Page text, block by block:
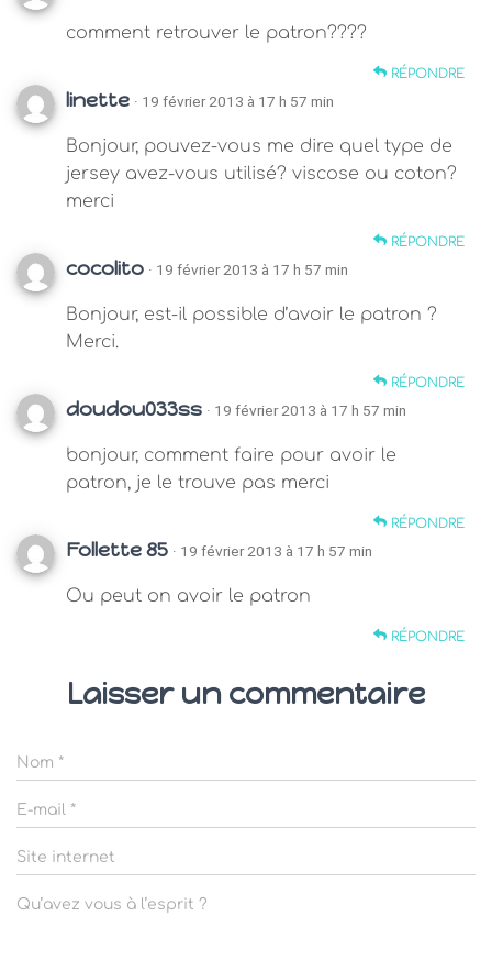
comment retrouver le patron????
RÉPONDRE
linette · 19 février 2013 à 17 h 57 min
Bonjour, pouvez-vous me dire quel type de
jersey avez-vous utilisé? viscose ou coton?
merci
RÉPONDRE
cocolito · 19 février 2013 à 17 h 57 min
Bonjour, est-il possible d’avoir le patron ?
Merci.
RÉPONDRE
doudou033ss · 19 février 2013 à 17 h 57 min
bonjour, comment faire pour avoir le
patron, je le trouve pas merci
RÉPONDRE
Follette 85 · 19 février 2013 à 17 h 57 min
Ou peut on avoir le patron
RÉPONDRE
Laisser un commentaire
Nom *
E-mail *
Site internet
Qu’avez vous à l’esprit ?